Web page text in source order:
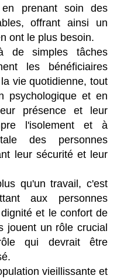
prenant soin des
offrant ainsi un
ont le plus besoin.
de simples tâches
les bénéficiaires
vie quotidienne, tout
psychologique et en
présence et leur
l'isolement et à
des personnes
leur sécurité et leur
qu'un travail, c'est
aux personnes
et le confort de
jouent un rôle crucial
qui devrait être
vieillissante et